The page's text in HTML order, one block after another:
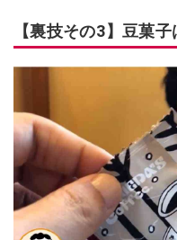
【裏技その3】豆菓